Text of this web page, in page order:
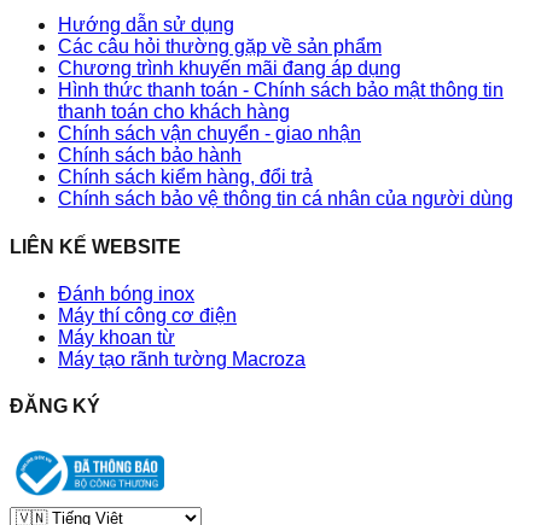
Hướng dẫn sử dụng
Các câu hỏi thường gặp về sản phẩm
Chương trình khuyến mãi đang áp dụng
Hình thức thanh toán - Chính sách bảo mật thông tin
thanh toán cho khách hàng
Chính sách vận chuyển - giao nhận
Chính sách bảo hành
Chính sách kiểm hàng, đổi trả
Chính sách bảo vệ thông tin cá nhân của người dùng
LIÊN KẾ WEBSITE
Đánh bóng inox
Máy thí công cơ điện
Máy khoan từ
Máy tạo rãnh tường Macroza
ĐĂNG KÝ